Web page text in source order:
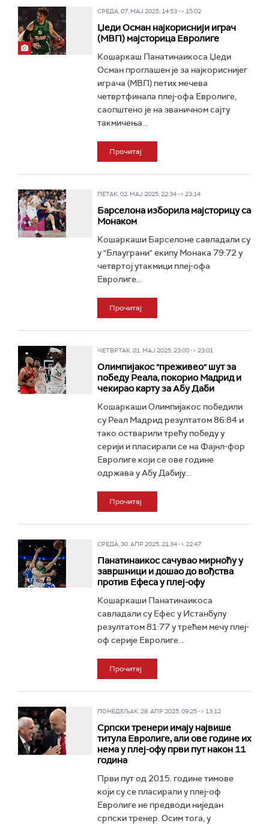
СРЕДА, 07. МАЈ 2025, 14:53 -> 15:02
Џеди Осман најкориснији играч
(МВП) мајсторица Евролиге
Кошаркаш Панатинаикоса Џеди
Осман проглашен је за најкориснијег
играча (МВП) петих мечева
четвртфинала плеј-офа Евролиге,
саопштено је на званичном сајту
такмичења...
Прочитај
ПЕТАК, 02. МАЈ 2025, 22:34 -> 23:14
Барселона изборила мајсторицу са
Монаком
Кошаркаши Барселоне савладали су
у "Блауграни" екипу Монака 79:72 у
четвртој утакмици плеј-офа
Евролиге...
Прочитај
ЧЕТВРТАК, 01. МАЈ 2025, 23:00 -> 23:01
Олимпијакос "преживео" шут за
победу Реала, покорио Мадрид и
чекирао карту за Абу Даби
Кошаркаши Олимпијакос победили
су Реал Мадрид резултатом 86:84 и
тако остварили трећу победу у
серији и пласирали се на Фајнл-фор
Евролиге који се ове године
одржава у Абу Дабију...
Прочитај
СРЕДА, 30. АПР 2025, 21:34 -> 22:47
Панатинаикос сачувао мирноћу у
завршници и дошао до вођства
против Ефеса у плеј-офу
Кошаркаши Панатинаикоса
савладали су Ефес у Истанбулу
резултатом 81:77 у трећем мечу плеј-
оф серије Евролиге...
Прочитај
ПОНЕДЕЉАК, 28. АПР 2025, 09:25 -> 13:12
Српски тренери имају највише
титула Евролиге, али ове године их
нема у плеј-офу први пут након 11
година
Први пут од 2015. године тимове
који су се пласирали у плеј-оф
Евролиге не предводи ниједан
српски тренер. Осим тога, у